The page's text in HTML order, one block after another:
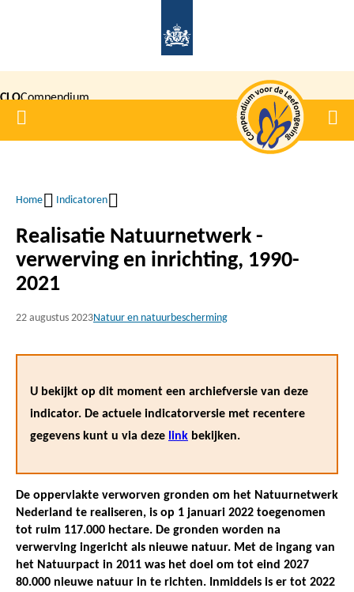
inhoud
gaan
CLOCompendium
voor de
Home
Kruimelpad
Home Indicatoren
Realisatie Natuurnetwerk -
verwerving en inrichting, 1990-
2021
22 augustus 2023Natuur en natuurbescherming
U bekijkt op dit moment een archiefversie van deze
indicator. De actuele indicatorversie met recentere
gegevens kunt u via deze link bekijken.
De oppervlakte verworven gronden om het Natuurnetwerk
Nederland te realiseren, is op 1 januari 2022 toegenomen
tot ruim 117.000 hectare. De gronden worden na
verwerving ingericht als nieuwe natuur. Met de ingang van
het Natuurpact in 2011 was het doel om tot eind 2027
80.000 nieuwe natuur in te richten. Inmiddels is er tot 2022